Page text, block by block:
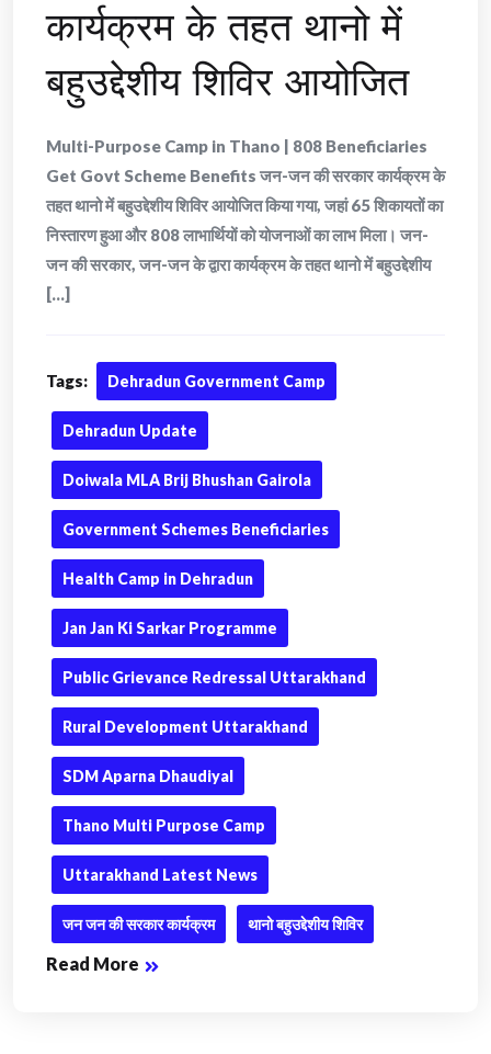
कार्यक्रम के तहत थानो में
बहुउद्देशीय शिविर आयोजित
Multi-Purpose Camp in Thano | 808 Beneficiaries
Get Govt Scheme Benefits जन-जन की सरकार कार्यक्रम के
तहत थानो में बहुउद्देशीय शिविर आयोजित किया गया, जहां 65 शिकायतों का
निस्तारण हुआ और 808 लाभार्थियों को योजनाओं का लाभ मिला। जन-
जन की सरकार, जन-जन के द्वारा कार्यक्रम के तहत थानो में बहुउद्देशीय
[...]
Tags: Dehradun Government Camp
Dehradun Update
Doiwala MLA Brij Bhushan Gairola
Government Schemes Beneficiaries
Health Camp in Dehradun
Jan Jan Ki Sarkar Programme
Public Grievance Redressal Uttarakhand
Rural Development Uttarakhand
SDM Aparna Dhaudiyal
Thano Multi Purpose Camp
Uttarakhand Latest News
जन जन की सरकार कार्यक्रम थानो बहुउद्देशीय शिविर
Read More